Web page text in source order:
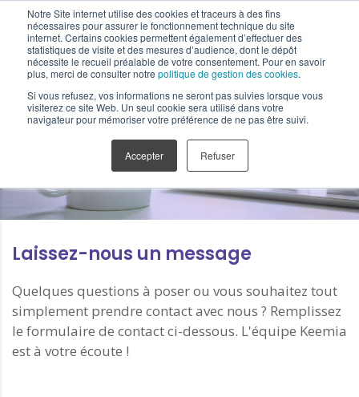
Notre Site internet utilise des cookies et traceurs à des fins
nécessaires pour assurer le fonctionnement technique du site
internet. Certains cookies permettent également d’effectuer des
statistiques de visite et des mesures d’audience, dont le dépôt
nécessite le recueil préalable de votre consentement. Pour en savoir
plus, merci de consulter notre politique de gestion des cookies.
Si vous refusez, vos informations ne seront pas suivies lorsque vous
visiterez ce site Web. Un seul cookie sera utilisé dans votre
navigateur pour mémoriser votre préférence de ne pas être suivi.
Accepter Refuser
Contact
Laissez-nous un message
Quelques questions à poser ou vous souhaitez tout
simplement prendre contact avec nous ? Remplissez
le formulaire de contact ci-dessous. L'équipe Keemia
est à votre écoute !